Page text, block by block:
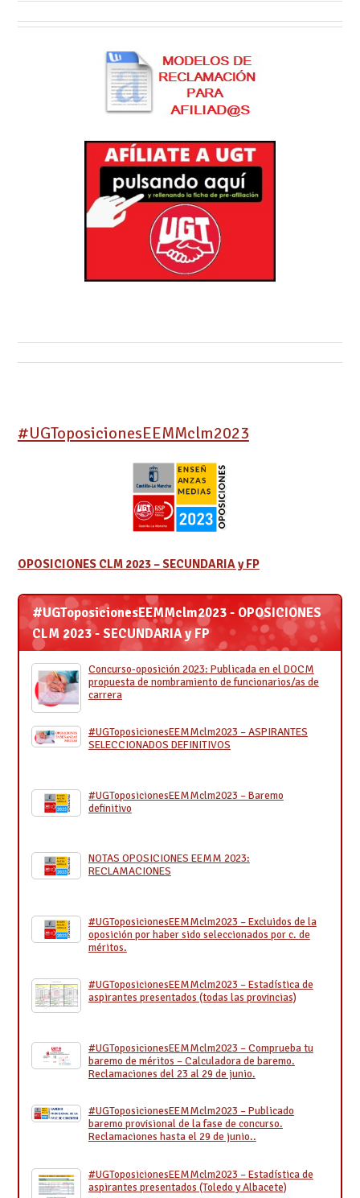
#UGToposicionesEEMMclm2023
OPOSICIONES CLM 2023 – SECUNDARIA y FP
#UGToposicionesEEMMclm2023 - OPOSICIONES
CLM 2023 - SECUNDARIA y FP
Concurso-oposición 2023: Publicada en el DOCM
propuesta de nombramiento de funcionarios/as de
carrera
#UGToposicionesEEMMclm2023 – ASPIRANTES
SELECCIONADOS DEFINITIVOS
#UGToposicionesEEMMclm2023 – Baremo
definitivo
NOTAS OPOSICIONES EEMM 2023:
RECLAMACIONES
#UGToposicionesEEMMclm2023 – Excluidos de la
oposición por haber sido seleccionados por c. de
méritos.
#UGToposicionesEEMMclm2023 – Estadística de
aspirantes presentados (todas las provincias)
#UGToposicionesEEMMclm2023 – Comprueba tu
baremo de méritos – Calculadora de baremo.
Reclamaciones del 23 al 29 de junio.
#UGToposicionesEEMMclm2023 – Publicado
baremo provisional de la fase de concurso.
Reclamaciones hasta el 29 de junio..
#UGToposicionesEEMMclm2023 – Estadística de
aspirantes presentados (Toledo y Albacete)